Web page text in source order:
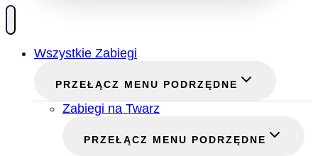
Wszystkie Zabiegi
PRZEŁĄCZ MENU PODRZĘDNE
Zabiegi na Twarz
PRZEŁĄCZ MENU PODRZĘDNE